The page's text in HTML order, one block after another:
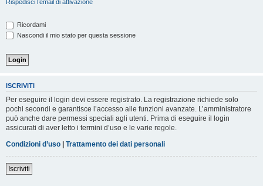
Rispedisci l’email di attivazione
Ricordami
Nascondi il mio stato per questa sessione
ISCRIVITI
Per eseguire il login devi essere registrato. La registrazione richiede solo
pochi secondi e garantisce l’accesso alle funzioni avanzate. L’amministratore
può anche dare permessi speciali agli utenti. Prima di eseguire il login
assicurati di aver letto i termini d’uso e le varie regole.
Condizioni d’uso | Trattamento dei dati personali
Iscriviti